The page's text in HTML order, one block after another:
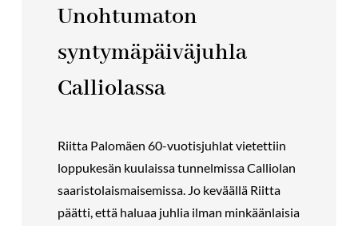
Unohtumaton
syntymäpäiväjuhla
Calliolassa
Riitta Palomäen 60-vuotisjuhlat vietettiin
loppukesän kuulaissa tunnelmissa Calliolan
saaristolaismaisemissa. Jo keväällä Riitta
päätti, että haluaa juhlia ilman minkäänlaisia